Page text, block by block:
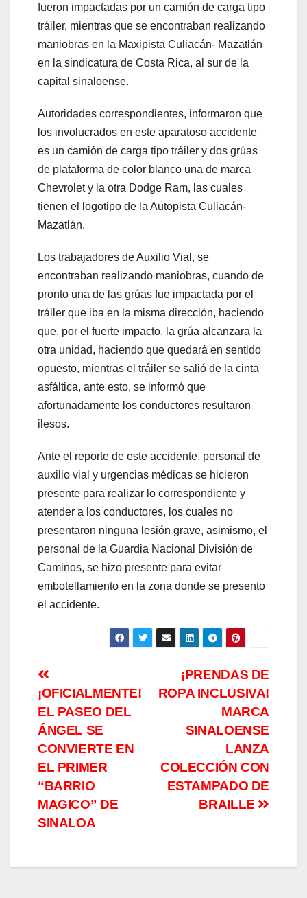
fueron impactadas por un camión de carga tipo
tráiler, mientras que se encontraban realizando
maniobras en la Maxipista Culiacán- Mazatlán
en la sindicatura de Costa Rica, al sur de la
capital sinaloense.
Autoridades correspondientes, informaron que
los involucrados en este aparatoso accidente
es un camión de carga tipo tráiler y dos grúas
de plataforma de color blanco una de marca
Chevrolet y la otra Dodge Ram, las cuales
tienen el logotipo de la Autopista Culiacán-
Mazatlán.
Los trabajadores de Auxilio Vial, se
encontraban realizando maniobras, cuando de
pronto una de las grúas fue impactada por el
tráiler que iba en la misma dirección, haciendo
que, por el fuerte impacto, la grúa alcanzara la
otra unidad, haciendo que quedará en sentido
opuesto, mientras el tráiler se salió de la cinta
asfáltica, ante esto, se informó que
afortunadamente los conductores resultaron
ilesos.
Ante el reporte de este accidente, personal de
auxilio vial y urgencias médicas se hicieron
presente para realizar lo correspondiente y
atender a los conductores, los cuales no
presentaron ninguna lesión grave, asimismo, el
personal de la Guardia Nacional División de
Caminos, se hizo presente para evitar
embotellamiento en la zona donde se presento
el accidente.
Navegación
de
entradas
¡PRENDAS DE
ROPA INCLUSIVA!
MARCA
SINALOENSE
LANZA
COLECCIÓN CON
ESTAMPADO DE
BRAILLE
¡OFICIALMENTE!
EL PASEO DEL
ÁNGEL SE
CONVIERTE EN
EL PRIMER
“BARRIO
MAGICO” DE
SINALOA